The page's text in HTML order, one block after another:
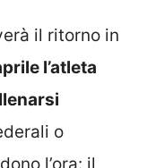
il ritorno in
l’atleta
o
l’ora: il